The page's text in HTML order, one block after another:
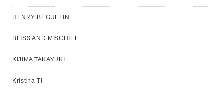
HENRY BEGUELIN
BLISS AND MISCHIEF
KIJIMA TAKAYUKI
Kristina Ti